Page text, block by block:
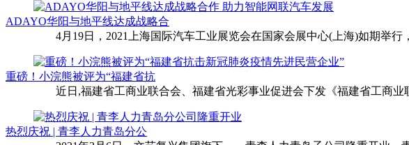
ADAYO华阳与地平线达成战略合
4月19日，2021上海国际汽车工业展览会在国家会展中心(上海)如期举行
重磅！小浣熊被评为“福建省抗
近日,福建省工商业联合会、福建省光彩事业促进会下发《福建省工商业
热烈庆祝 | 青李人力青岛分公